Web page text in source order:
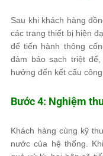
Sau khi khách hàng
các trang thiết bị hiện
để tiến hành thông
đảm bảo sạch triệt
hưởng đến kết cấu công
Bước 4: Nghiệm
Khách hàng cùng kỹ
nước của hệ thống.